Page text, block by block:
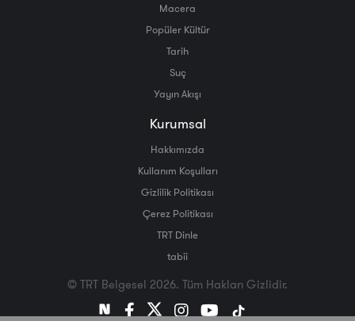
Macera
Popüler Kültür
Tarih
Suç
Yayın Akışı
Kurumsal
Hakkımızda
Kullanım Koşulları
Gizlilik Politikası
Çerez Politikası
TRT Dinle
tabii
© TRT Belgesel 2026. Tüm Hakları Gizlidir.